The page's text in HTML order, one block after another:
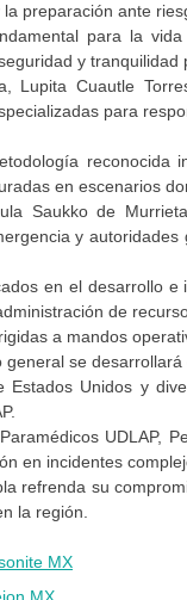
preparación ante
para la
y tranquilidad
Lupita Cuautle
para
reconocida
en escenarios
Saukko de
y
en el desarrollo
de
a mandos
se
Unidos y
UDLAP,
en incidentes
refrenda su
la región.